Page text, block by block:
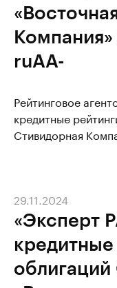
ruAA-
Рейтинговое
кредитные
Стивидорная
«Эксперт
29.11.2024